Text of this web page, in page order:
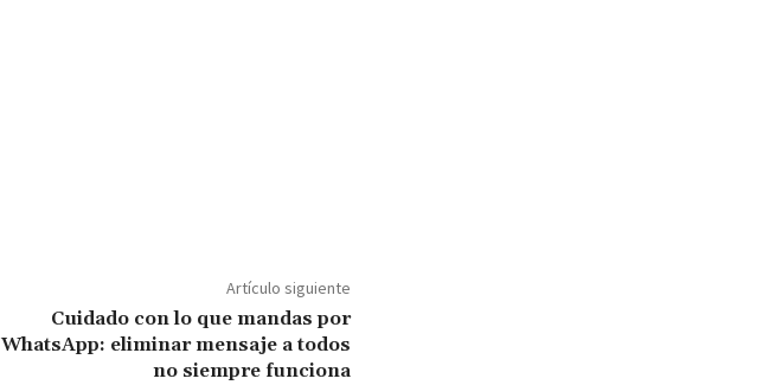
Artículo siguiente
Cuidado con lo que mandas por
WhatsApp: eliminar mensaje a todos
no siempre funciona